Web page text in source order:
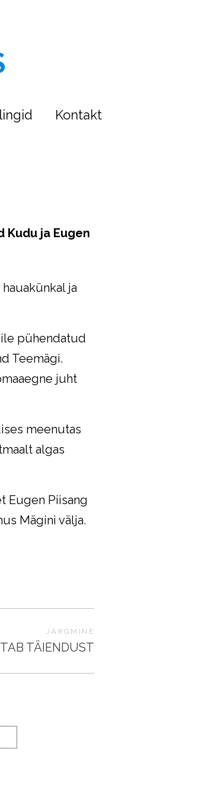
Kontakt
ja Eugen
ja
pühendatud
Teemägi.
juht
meenutas
algas
Eugen Piisang
Mägini välja.
JÄRGMINE
TÄIENDUST